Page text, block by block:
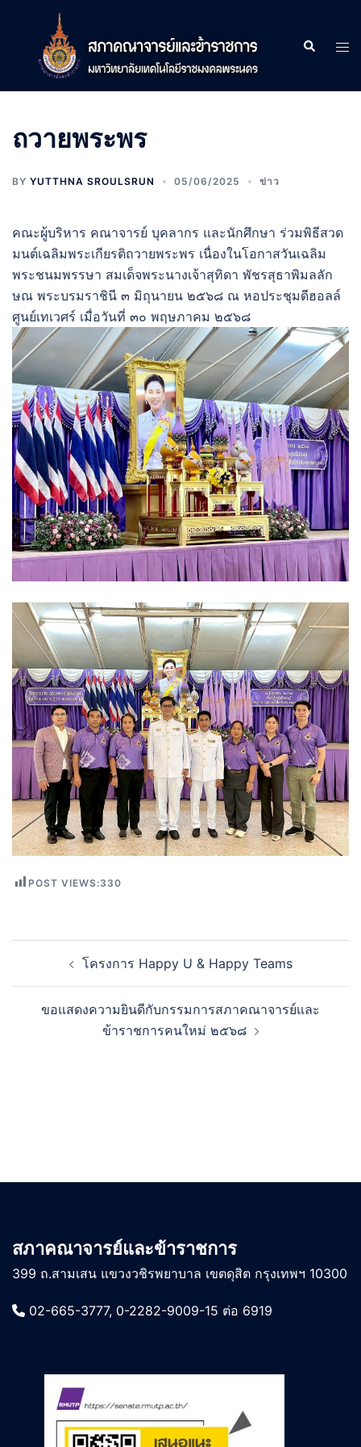
content
Search
ถวายพระพร
BY YUTTHNA SROULSRUN 05/06/2025 ข่าว
คณะผู้บริหาร คณาจารย์ บุคลากร และนักศึกษา ร่วมพิธีสวด
มนต์เฉลิมพระเกียรติถวายพระพร เนื่องในโอกาสวันเฉลิม
พระชนมพรรษา สมเด็จพระนางเจ้าสุทิดา พัชรสุธาพิมลลัก
ษณ พระบรมราชินี ๓ มิถุนายน ๒๕๖๘ ณ หอประชุมดีฮอลล์
ศูนย์เทเวศร์ เมื่อวันที่ ๓๐ พฤษภาคม ๒๕๖๘
POST VIEWS:330
navigationโครงการ Happy U & Happy Teams
ขอแสดงความยินดีกับกรรมการสภาคณาจารย์และ
ข้าราชการคนใหม่ ๒๕๖๘
สภาคณาจารย์และข้าราชการ
399 ถ.สามเสน แขวงวชิรพยาบาล เขตดุสิต กรุงเทพฯ 10300
02-665-3777, 0-2282-9009-15 ต่อ 6919